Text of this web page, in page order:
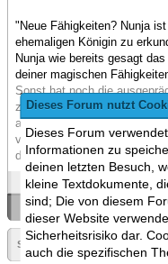
Dieses Forum nutzt
Dieses Forum
Informationen zu
deinen letzten Besuch,
kleine Textdokumente,
sind; Die von diesem
dieser Website
Sicherheitsrisiko dar.
auch die spezifischen
"Neue Fähigkeiten? Nunja
ehemaligen Königin zu
Nunja wie bereits gesagt
deiner magischen
Sonst hat noch die
zu gründen. Nun und was
ausprobieren mit der Zeit.
vielleicht kommt ja auch bei
dazu. Also dann frag ruhig
«Ein
Seite: